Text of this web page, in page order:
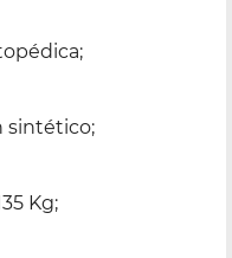
sintético;
Kg;